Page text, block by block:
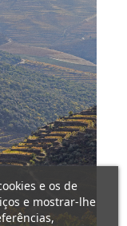
e os de
e mostrar-lhe